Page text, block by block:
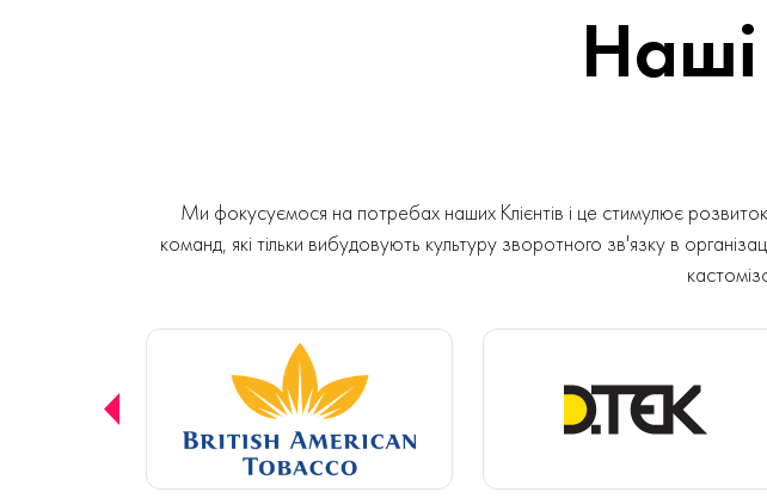
Наші
Ми фокусуємося на потребах наших Клієнтів і це стимулює
команд, які тільки вибудовують культуру зворотного зв'язку в